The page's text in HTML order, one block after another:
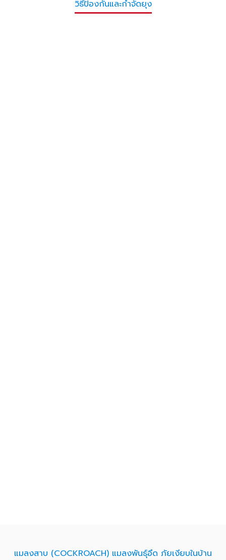
วิธีป้องกันและกำจัดยุง
แมลงสาบ (COCKROACH) แมลงพันธุ์อึด ภัยเงียบในบ้าน